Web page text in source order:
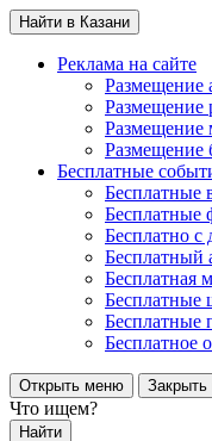
Найти в Казани
Реклама на сайте
Размещение
Размещение
Размещение
Размещение
Бесплатные
Бесплатные
Бесплатные
Бесплатно с
Бесплатный
Бесплатная
Бесплатные
Бесплатные
Бесплатное
Открыть меню
Что ищем?
Найти